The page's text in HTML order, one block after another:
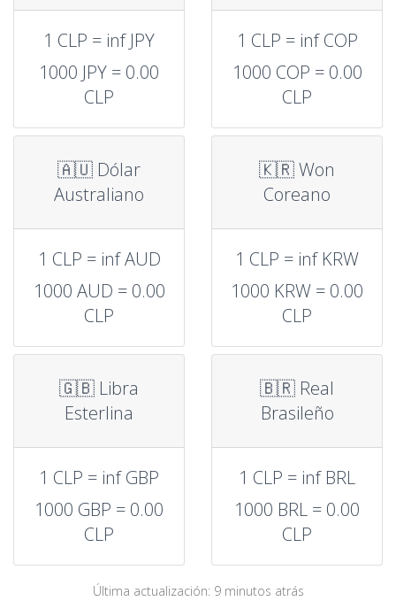
1 CLP = inf JPY
1000 JPY = 0.00
CLP
1 CLP = inf COP
1000 COP = 0.00
CLP
🇦🇺 Dólar
Australiano
1 CLP = inf AUD
1000 AUD = 0.00
CLP
🇰🇷 Won
Coreano
1 CLP = inf KRW
1000 KRW = 0.00
CLP
🇬🇧 Libra
Esterlina
1 CLP = inf GBP
1000 GBP = 0.00
CLP
🇧🇷 Real
Brasileño
1 CLP = inf BRL
1000 BRL = 0.00
CLP
Última actualización: 9 minutos atrás